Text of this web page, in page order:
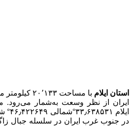
استان ایلام
با مساحت
ایران از نظر وسعت به‌شمار می‌رود.
در جنوب غرب ایران در سلسله جبال